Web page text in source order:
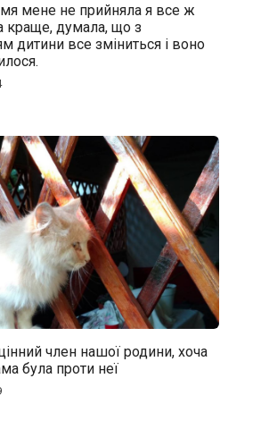
мене не прийняла я все ж
краще, думала, що з
дитини все зміниться і воно
член нашої родини, хоча
була проти неї